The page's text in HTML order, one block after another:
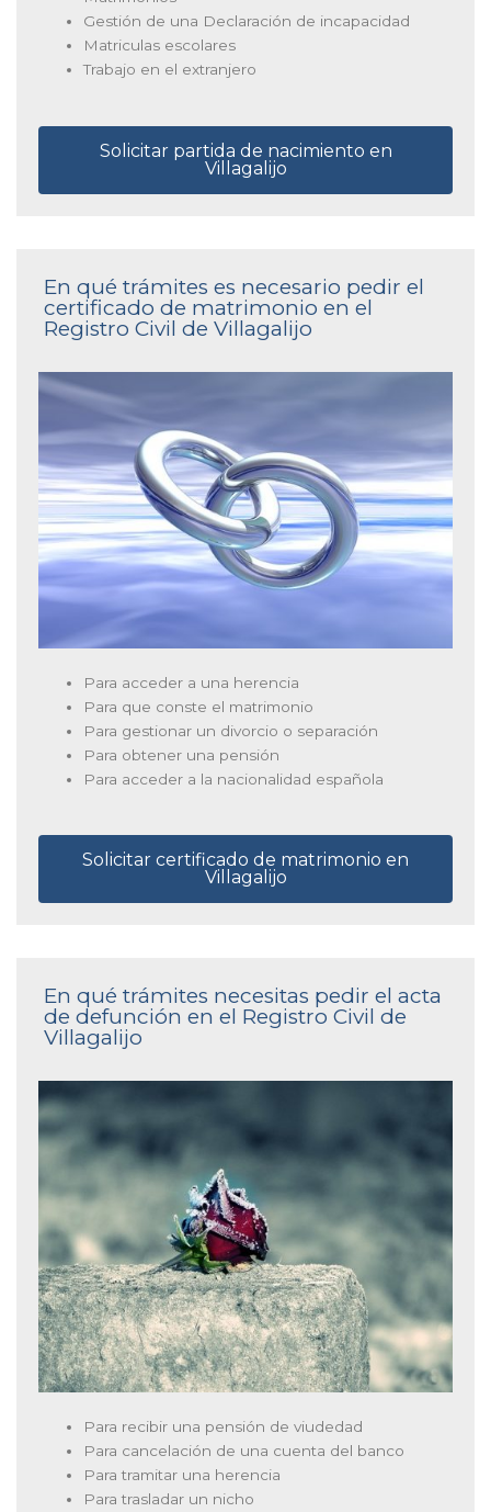
Gestión de una Declaración de incapacidad
Matriculas escolares
Trabajo en el extranjero
Solicitar partida de nacimiento en
Villagalijo
En qué trámites es necesario pedir el
certificado de matrimonio en el
Registro Civil de Villagalijo
Para acceder a una herencia
Para que conste el matrimonio
Para gestionar un divorcio o separación
Para obtener una pensión
Para acceder a la nacionalidad española
Solicitar certificado de matrimonio en
Villagalijo
En qué trámites necesitas pedir el acta
de defunción en el Registro Civil de
Villagalijo
Para recibir una pensión de viudedad
Para cancelación de una cuenta del banco
Para tramitar una herencia
Para trasladar un nicho